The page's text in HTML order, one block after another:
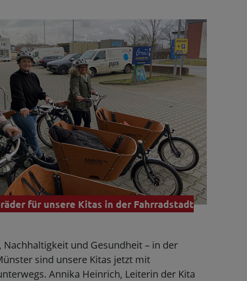
für unsere Kitas in der Fahrradstadt
Nachhaltigkeit und Gesundheit – in der
sind unsere Kitas jetzt mit
Annika Heinrich, Leiterin der Kita